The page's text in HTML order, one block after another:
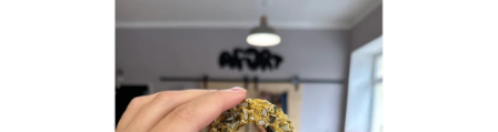
0,0
hvězdiček.